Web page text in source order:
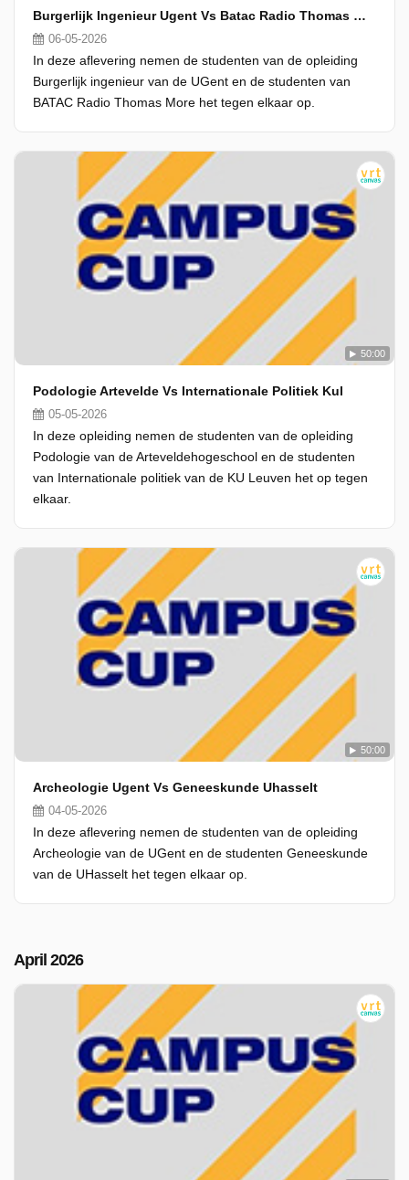
Burgerlijk Ingenieur Ugent Vs Batac Radio Thomas More
06-05-2026
In deze aflevering nemen de studenten van de opleiding
Burgerlijk ingenieur van de UGent en de studenten van
BATAC Radio Thomas More het tegen elkaar op.
50:00
Podologie Artevelde Vs Internationale Politiek Kul
05-05-2026
In deze opleiding nemen de studenten van de opleiding
Podologie van de Arteveldehogeschool en de studenten
van Internationale politiek van de KU Leuven het op tegen
elkaar.
50:00
Archeologie Ugent Vs Geneeskunde Uhasselt
04-05-2026
In deze aflevering nemen de studenten van de opleiding
Archeologie van de UGent en de studenten Geneeskunde
van de UHasselt het tegen elkaar op.
April 2026